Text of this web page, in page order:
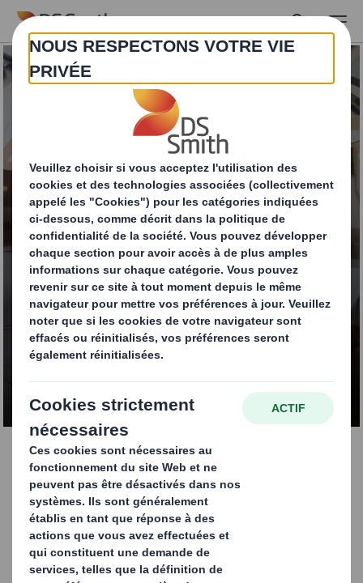
Skip to main content
Cartons pliants
NOUS CONTACTER
Fléxifiez votre marque
avec notre gamme de
boîtes pliantes